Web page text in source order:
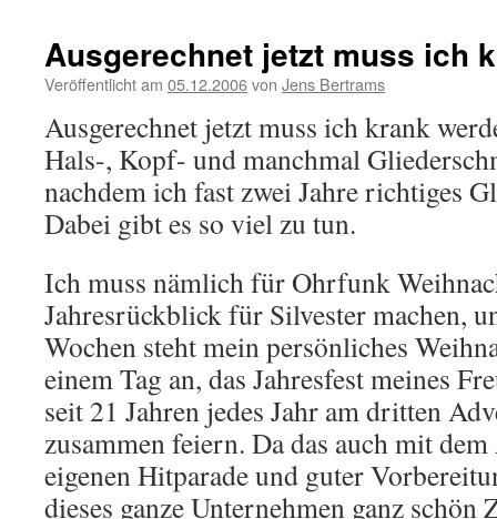
Ausgerechnet jetzt muss ich
Veröffentlicht am 05.12.2006von Jens Bertrams
Ausgerechnet jetzt muss ich krank
Hals-, Kopf- und manchmal
nachdem ich fast zwei Jahre richtiges
Dabei gibt es so viel zu tun.
Ich muss nämlich für Ohrfunk
Jahresrückblick für Silvester machen,
Wochen steht mein persönliches
einem Tag an, das Jahresfest meines
seit 21 Jahren jedes Jahr am dritten
zusammen feiern. Da das auch mit
eigenen Hitparade und guter
dieses ganze Unternehmen ganz